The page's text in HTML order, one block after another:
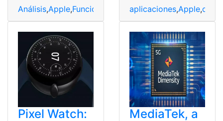
Análisis,Apple,Funciones Ordenador,Potencia
aplicaciones,Apple,
Pixel Watch:
MediaTek, a